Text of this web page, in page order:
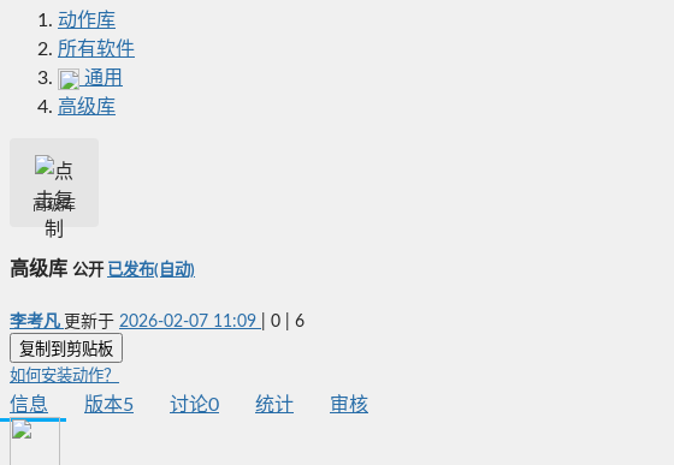
动作库
所有软件
通用
高级库
高级库
高级库 公开 已发布(自动)
李考凡 更新于 2026-02-07 11:09 0 6
复制到剪贴板
如何安装动作？
信息 版本5 讨论0 统计 审核